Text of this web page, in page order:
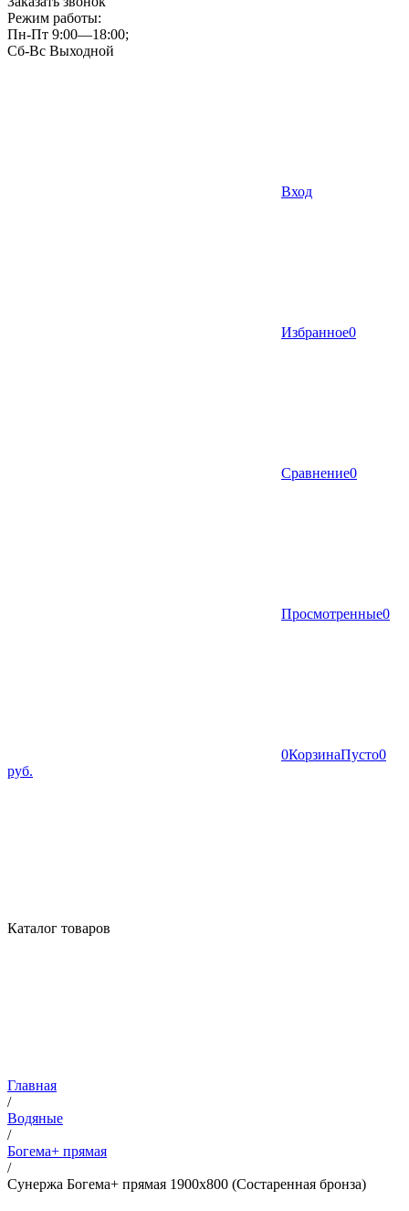
Режим работы:
Пн-Пт 9:00—18:00;
Сб-Вс Выходной
Вход
Избранное0
Сравнение0
Просмотренные0
0КорзинаПусто0
руб.
Каталог товаров
Главная
/
Водяные
/
Богема+ прямая
/
Сунержа Богема+ прямая 1900х800 (Состаренная бронза)